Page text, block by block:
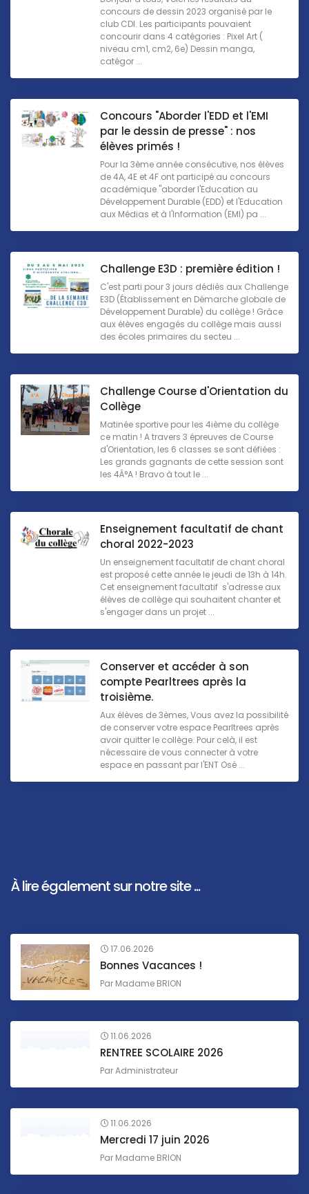
concours de dessin 2023 organisé par le
club CDI. Les participants pouvaient
concourir dans 4 catégories : Pixel Art (
niveau cm1, cm2, 6e) Dessin manga,
catégor ...
Concours "Aborder l'EDD et l'EMI
par le dessin de presse" : nos
élèves primés !
Pour la 3ème année consécutive, nos élèves
de 4A, 4E et 4F ont participé au concours
académique "aborder l'Education au
Développement Durable (EDD) et l'Education
aux Médias et à l'Information (EMI) pa ...
Challenge E3D : première édition !
C'est parti pour 3 jours dédiés aux Challenge
E3D (Établissement en Démarche globale de
Développement Durable) du collège ! Grâce
aux élèves engagés du collège mais aussi
des écoles primaires du secteu ...
Challenge Course d'Orientation du
Collège
Matinée sportive pour les 4ième du collège
ce matin ! A travers 3 épreuves de Course
d'Orientation, les 6 classes se sont défiées :
Les grands gagnants de cette session sont
les 4Â°A ! Bravo à tout le ...
Enseignement facultatif de chant
choral 2022-2023
Un enseignement facultatif de chant choral
est proposé cette année le jeudi de 13h à 14h.
Cet enseignement facultatif s'adresse aux
élèves de collège qui souhaitent chanter et
s'engager dans un projet ...
Conserver et accéder à son
compte Pearltrees après la
troisième.
Aux élèves de 3èmes, Vous avez la possibilité
de conserver votre espace Pearltrees après
avoir quitter le collège. Pour celà, il est
nécessaire de vous connecter à votre
espace en passant par l'ENT Osé ...
À lire également sur notre site ...
17.06.2026
Bonnes Vacances !
Par Madame BRION
11.06.2026
RENTREE SCOLAIRE 2026
ParAdministrateur
11.06.2026
Mercredi 17 juin 2026
Par Madame BRION